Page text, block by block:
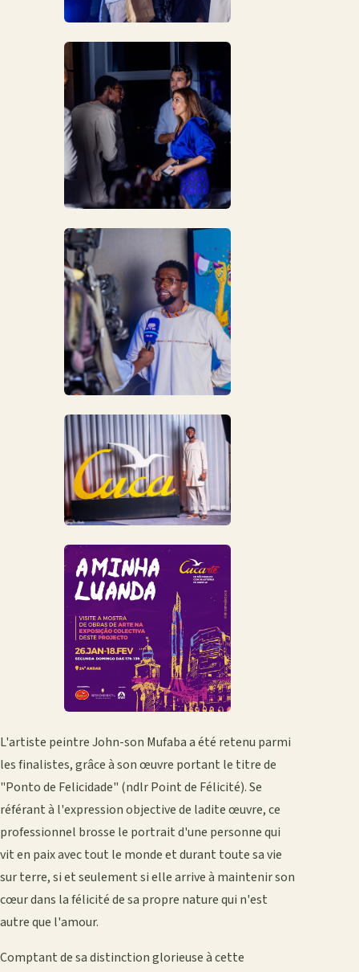
L'artiste peintre John-son Mufaba a été retenu parmi
les finalistes, grâce à son œuvre portant le titre de
"Ponto de Felicidade" (ndlr Point de Félicité). Se
référant à l'expression objective de ladite œuvre, ce
professionnel brosse le portrait d'une personne qui
vit en paix avec tout le monde et durant toute sa vie
sur terre, si et seulement si elle arrive à maintenir son
cœur dans la félicité de sa propre nature qui n'est
autre que l'amour.
Comptant de sa distinction glorieuse à cette